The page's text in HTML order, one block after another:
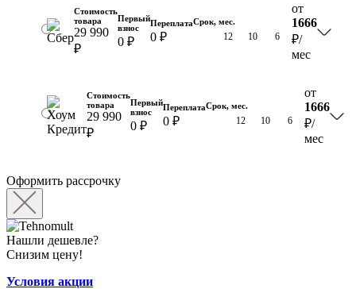
Стоимость
товара
29 990
₽
Первый
взнос
0 ₽
Переплата
0 ₽
Срок, мес.
12 10 6
от
1666
₽/
мес
Стоимость
товара
29 990
₽
Первый
взнос
0 ₽
Переплата
0 ₽
Срок, мес.
12 10 6
от
1666
₽/
мес
Оформить рассрочку
Нашли дешевле?
Снизим цену!
Условия акции